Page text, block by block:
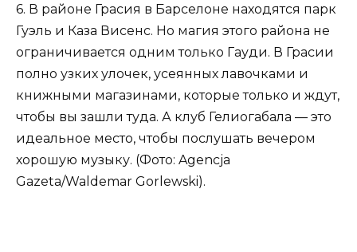
6. В районе Грасия в Барселоне находятся парк
Гуэль и Каза Висенс. Но магия этого района не
ограничивается одним только Гауди. В Грасии
полно узких улочек, усеянных лавочками и
книжными магазинами, которые только и ждут,
чтобы вы зашли туда. А клуб Гелиогабала — это
идеальное место, чтобы послушать вечером
хорошую музыку. (Фото: Agencja
Gazeta/Waldemar Gorlewski).